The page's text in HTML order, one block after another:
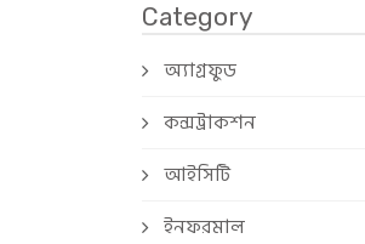
Category
অ্যাগ্রফুড
কন্সট্রাকশন
আইসিটি
ইনফরমাল